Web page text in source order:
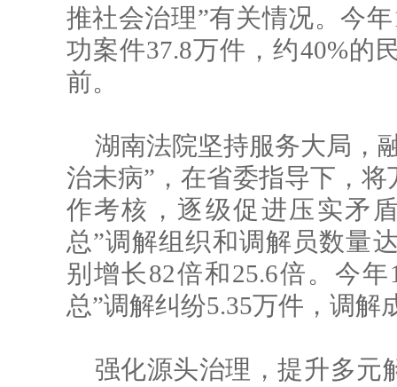
推社会治理”有关情况。今
功案件37.8万件，约40%的
前。
湖南法院坚持服务大局，
治未病”，在省委指导下，
作考核，逐级促进压实矛
总”调解组织和调解员数量
别增长82倍和25.6倍。今
总”调解纠纷5.35万件，调解
强化源头治理，提升多元